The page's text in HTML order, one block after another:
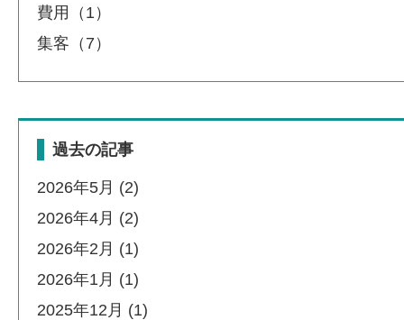
費用（1）
集客（7）
過去の記事
2026年5月 (2)
2026年4月 (2)
2026年2月 (1)
2026年1月 (1)
2025年12月 (1)